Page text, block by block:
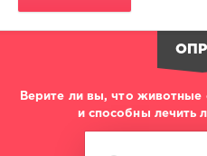
Верите ли вы, что
и способны лечить